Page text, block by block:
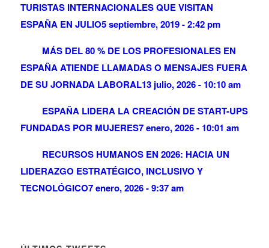
TURISTAS INTERNACIONALES QUE VISITAN
ESPAÑA EN JULIO5 septiembre, 2019 - 2:42 pm
MÁS DEL 80 % DE LOS PROFESIONALES EN
ESPAÑA ATIENDE LLAMADAS O MENSAJES FUERA
DE SU JORNADA LABORAL13 julio, 2026 - 10:10 am
ESPAÑA LIDERA LA CREACIÓN DE START-UPS
FUNDADAS POR MUJERES7 enero, 2026 - 10:01 am
RECURSOS HUMANOS EN 2026: HACIA UN
LIDERAZGO ESTRATÉGICO, INCLUSIVO Y
TECNOLÓGICO7 enero, 2026 - 9:37 am